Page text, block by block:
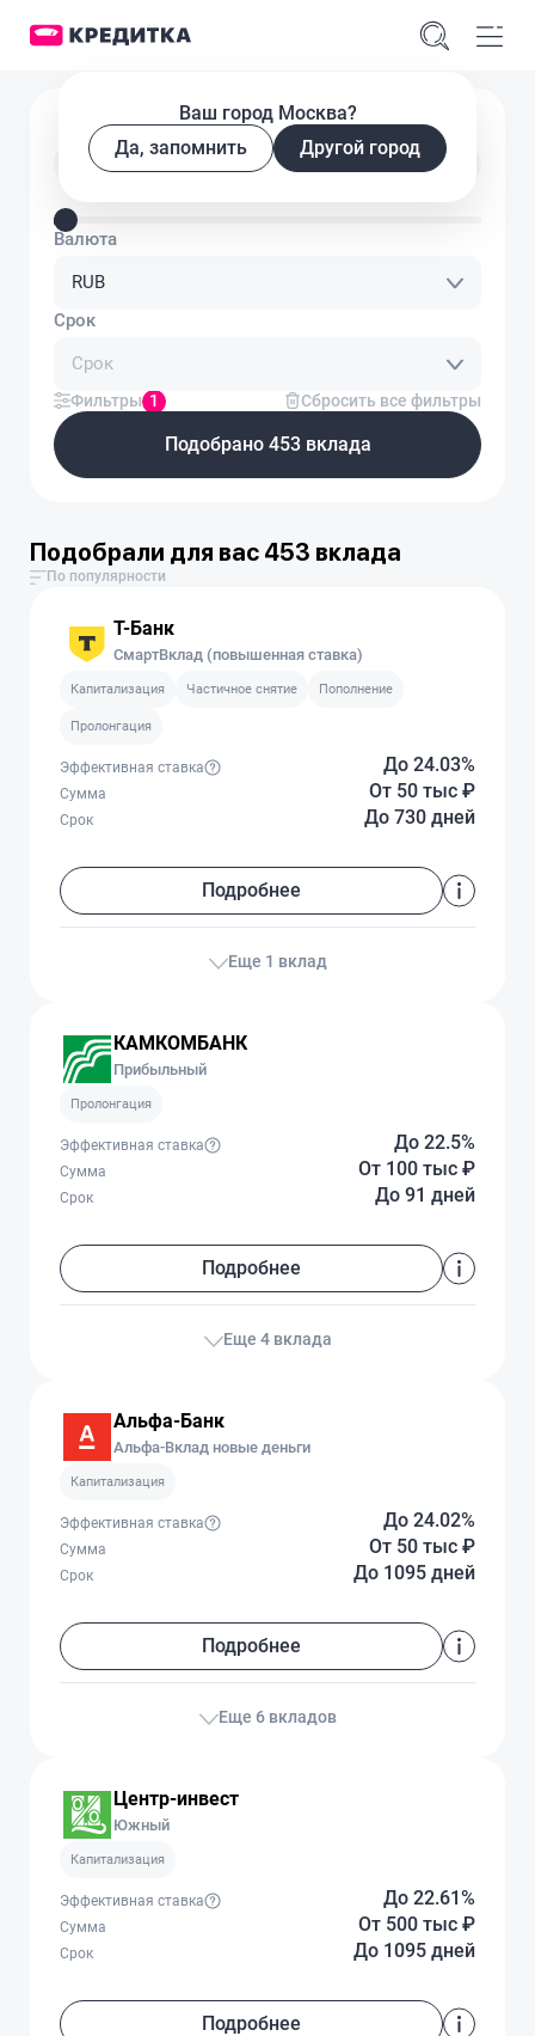
Ваш город Москва?
Да, запомнить
Другой город
Подобрать вклад
Введите сумму вклада
Валюта
RUB
Срок
Срок
Фильтры 1 Сбросить все фильтры
Подобрано 453 вклада
Подобрали для вас 453 вклада
По популярности
Т-Банк
СмартВклад (повышенная ставка)
Капитализация Частичное снятие Пополнение
Пролонгация
До 24.03%
Эффективная ставка
От 50 тыс ₽
Сумма
До 730 дней
Срок
Подробнее
Еще 1 вклад
КАМКОМБАНК
Прибыльный
Пролонгация
До 22.5%
Эффективная ставка
От 100 тыс ₽
Сумма
До 91 дней
Срок
Подробнее
Еще 4 вклада
Альфа-Банк
Альфа-Вклад новые деньги
Капитализация
До 24.02%
Эффективная ставка
От 50 тыс ₽
Сумма
До 1095 дней
Срок
Подробнее
Еще 6 вкладов
Центр-инвест
Южный
Капитализация
До 22.61%
Эффективная ставка
От 500 тыс ₽
Сумма
До 1095 дней
Срок
Подробнее